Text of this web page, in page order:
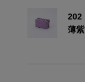
202
薄紫